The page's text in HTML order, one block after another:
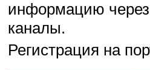
информацию
каналы.
Регистрация на